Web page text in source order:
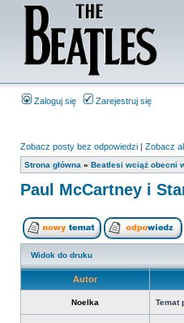
Zaloguj się Zarejestruj się
Zobacz posty bez odpowiedzi | Zobacz
Strona główna » Beatlesi wciąż obecni
Paul McCartney i
Widok do druku
Autor
Noelka Temat